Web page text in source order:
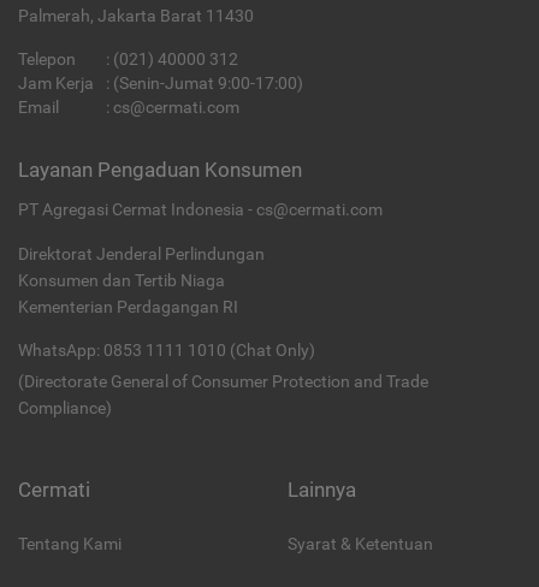
Palmerah, Jakarta Barat 11430
Telepon : (021) 40000 312
Jam Kerja
: (Senin-Jumat 9:00-17:00)
Email
: cs@cermati.com
Layanan Pengaduan Konsumen
PT Agregasi Cermat Indonesia - cs@cermati.com
Direktorat Jenderal Perlindungan
Konsumen dan Tertib Niaga
Kementerian Perdagangan RI
WhatsApp: 0853 1111 1010 (Chat Only)
(Directorate General of Consumer Protection and Trade
Compliance)
Cermati
Tentang Kami
Lainnya
Syarat & Ketentuan